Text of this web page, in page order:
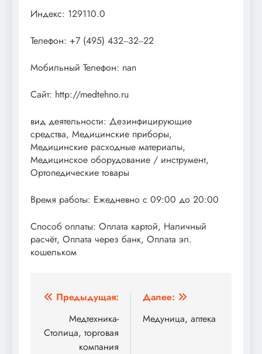
Индекс: 129110.0
Телефон: +7 (495) 432‒32‒22
Мобильный Телефон: nan
Сайт: http://medtehno.ru
вид деятельности: Дезинфицирующие
средства, Медицинские приборы,
Медицинские расходные материалы,
Медицинское оборудование / инструмент,
Ортопедические товары
Время работы: Ежедневно с 09:00 до 20:00
Способ оплаты: Оплата картой, Наличный
расчёт, Оплата через банк, Оплата эл.
кошельком
Навигация
записям
Предыдущая:
Медтехника-
Столица, торговая
компания
Далее:
Медуница, аптека